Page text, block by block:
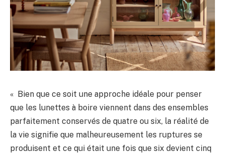
« Bien que ce soit une approche idéale pour penser
que les lunettes à boire viennent dans des ensembles
parfaitement conservés de quatre ou six, la réalité de
la vie signifie que malheureusement les ruptures se
produisent et ce qui était une fois que six devient cinq